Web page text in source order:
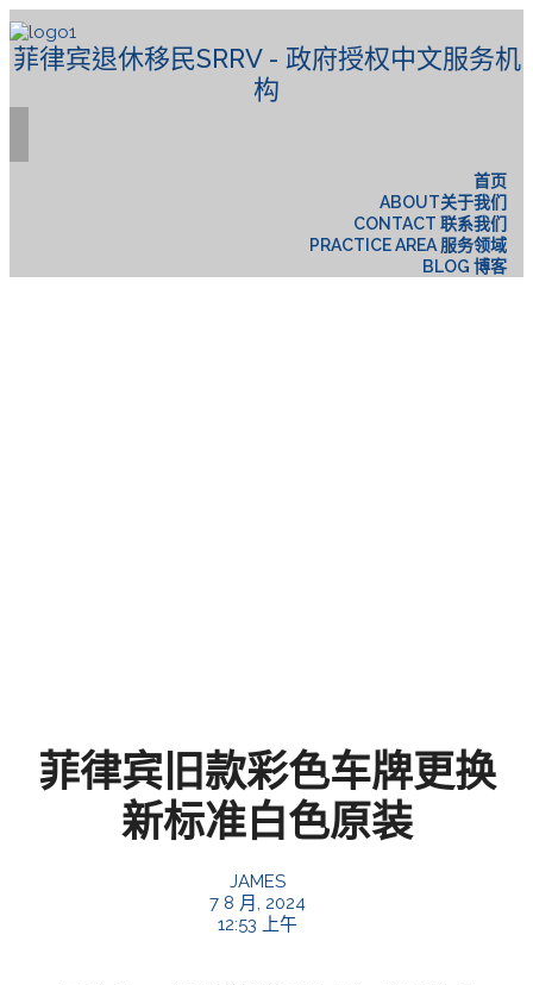
菲律宾退休移民SRRV - 政府授权中文服务机
构
首页
ABOUT关于我们
CONTACT 联系我们
PRACTICE AREA 服务领域
BLOG 博客
菲律宾旧款彩色车牌更换
新标准白色原装
JAMES
7 8 月, 2024
12:53 上午